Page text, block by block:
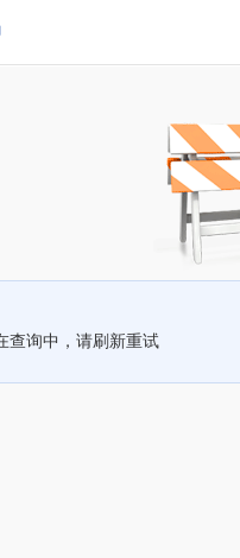
查询中，请刷新重试